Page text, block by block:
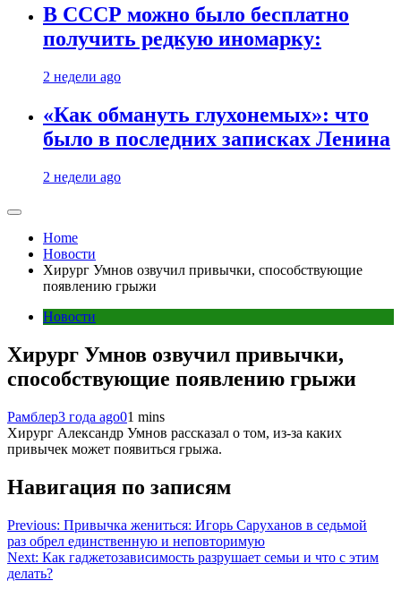
В СССР можно было бесплатно
получить редкую иномарку:
2 недели ago
«Как обмануть глухонемых»: что
было в последних записках Ленина
2 недели ago
Home
Новости
Хирург Умнов озвучил привычки, способствующие
появлению грыжи
Новости
Хирург Умнов озвучил привычки,
способствующие появлению грыжи
Рамблер3 года ago01 mins
Хирург Александр Умнов рассказал о том, из-за каких
привычек может появиться грыжа.
Навигация по записям
Previous: Привычка жениться: Игорь Саруханов в седьмой
раз обрел единственную и неповторимую
Next: Как гаджетозависимость разрушает семьи и что с этим
делать?